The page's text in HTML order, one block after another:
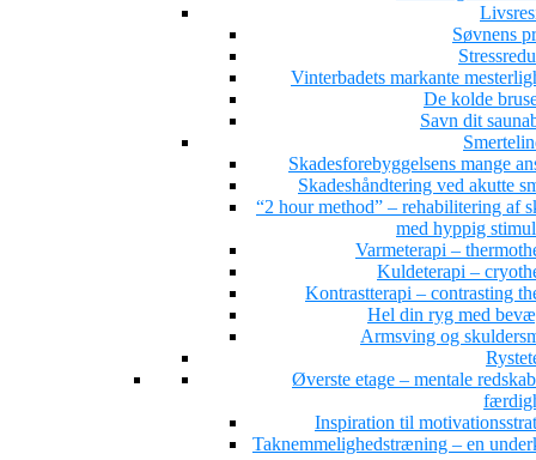
Søvnens
Vinterbadets markante
De kolde
Savn dit
Skadesforebyggelsens mange
Skadeshåndtering ved akutte
“2 hour method” – rehabilitering af
med hyppig
Varmeterapi –
Kuldeterapi –
Kontrastterapi – contrasting
Hel din ryg med
Armsving og
Øverste etage – mentale
Inspiration til
Taknemmelighedstræning – en